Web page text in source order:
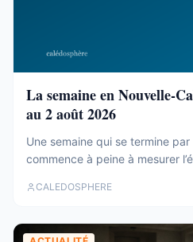
La semaine en Nouvelle-
au 2 août 2026
Une semaine qui se termine
commence à peine à mesurer
gouvernement, et des comptes
gouvernement ont été élus au
CALEDOSPHERE